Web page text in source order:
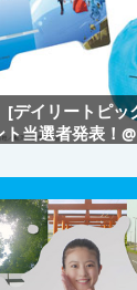
[デイリートピッ
ト当選者発表！